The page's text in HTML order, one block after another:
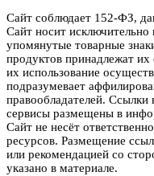
Сайт соблюдает 152-ФЗ,
Сайт носит
упомянутые товарные
продуктов принадлежат
их использование
подразумевает
правообладателей.
сервисы размещены в
Сайт не несёт
ресурсов. Размещение
или рекомендацией со
указано в материале.